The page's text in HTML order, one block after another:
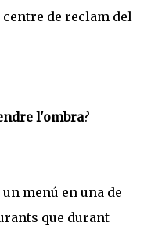
de reclam del
l'ombra?
menú en una de
que durant